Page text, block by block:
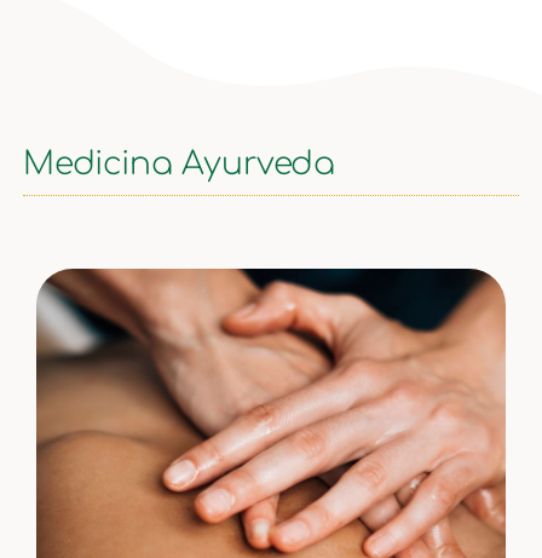
Medicina Ayurveda